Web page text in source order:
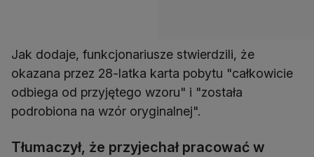
Jak dodaje, funkcjonariusze stwierdzili, że
okazana przez 28-latka karta pobytu "całkowicie
odbiega od przyjętego wzoru" i "została
podrobiona na wzór oryginalnej".
Tłumaczył, że przyjechał pracować w